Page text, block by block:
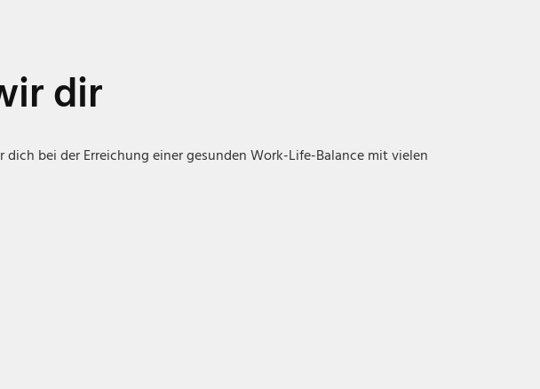
dir
bei der Erreichung einer gesunden Work-Life-Balance mit vielen